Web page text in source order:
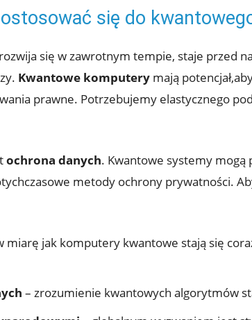
się do
się w zawrotnym tempie, staje przed
Kwantowe komputery mają
prawne. Potrzebujemy elastycznego
ochrona danych. Kwantowe systemy
metody ochrony prywatności.
miarę jak komputery kwantowe stają się
– zrozumienie kwantowych algorytmów